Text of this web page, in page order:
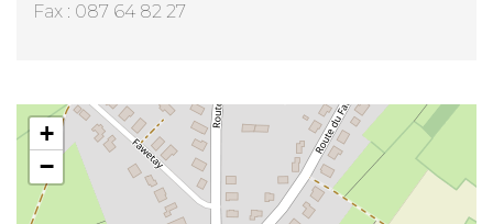
Fax : 087 64 82 27
Lemaître Entreprise
+
−